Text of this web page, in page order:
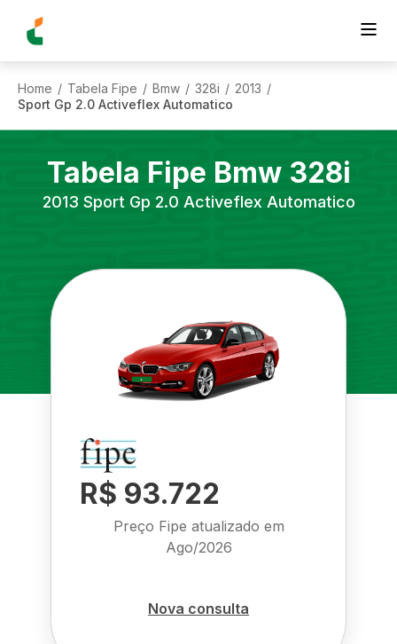
Home / Tabela Fipe / Bmw / 328i / 2013 /
Sport Gp 2.0 Activeflex Automatico
Tabela Fipe Bmw 328i
2013 Sport Gp 2.0 Activeflex Automatico
R$ 93.722
Preço Fipe atualizado em
Ago/2026
Nova consulta